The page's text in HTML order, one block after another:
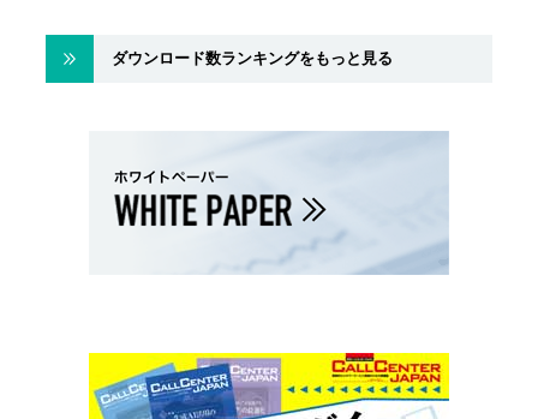
ダウンロード数ランキングをもっと見る